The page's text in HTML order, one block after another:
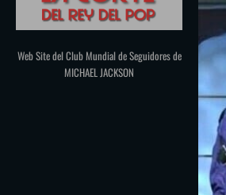
Web Site del Club Mundial de Seguidores de
MICHAEL JACKSON